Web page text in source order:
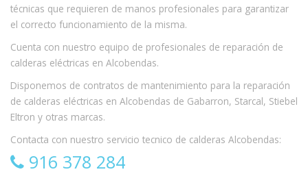
técnicas que requieren de manos profesionales para garantizar
el correcto funcionamiento de la misma.
Cuenta con nuestro equipo de profesionales de reparación de
calderas eléctricas en Alcobendas.
Disponemos de contratos de mantenimiento para la reparación
de calderas eléctricas en Alcobendas de Gabarron, Starcal, Stiebel
Eltron y otras marcas.
Contacta con nuestro servicio tecnico de calderas Alcobendas:
916 378 284